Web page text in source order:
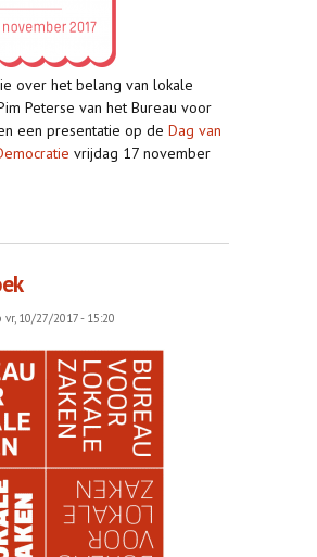
over het belang van lokale
Peterse van het Bureau voor
een presentatie op de Dag van
vrijdag 17 november
Dag van de lokale democratie
vr, 10/27/2017 - 15:20